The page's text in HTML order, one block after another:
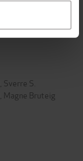
Sverre S.
Magne Bruteig